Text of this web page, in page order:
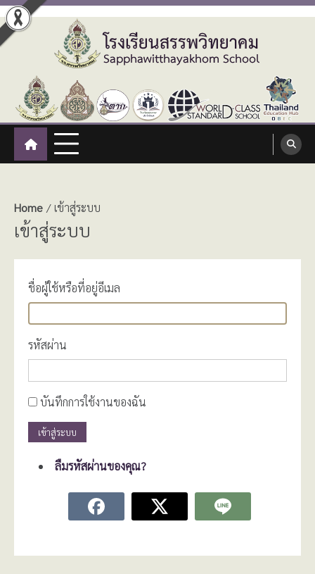
Skip
to
content
โรงเรียนสรรพวิทยาคม
:: โรงเรียนสรรพวิทยาคม อำเภอแม่สอด จังหวัดตาก ::
Sapphawitthayakhom School
Home เข้าสู่ระบบ
เข้าสู่ระบบ
ชื่อผู้ใช้หรือที่อยู่อีเมล
รหัสผ่าน
บันทึกการใช้งานของฉัน
เข้าสู่ระบบ
ลืมรหัสผ่านของคุณ?